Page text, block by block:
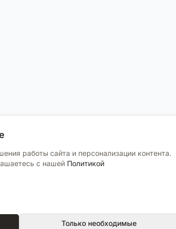
работы сайта и персонализации контента.
с нашей Политикой
Только необходимые